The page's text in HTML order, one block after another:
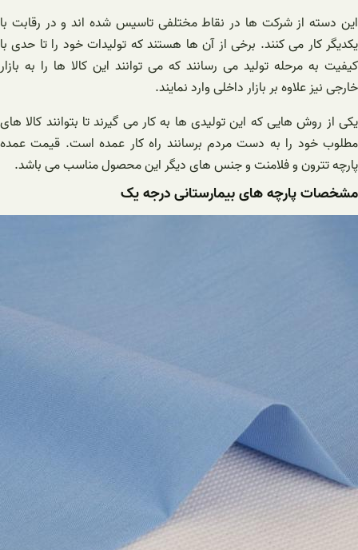
این دسته از شرکت ها در نقاط مختلفی تاسیس شده اند و در رقابت با
یکدیگر کار می کنند. برخی از آن ها هستند که تولیدات خود را تا حدی با
کیفیت به مرحله تولید می رسانند که می توانند این کالا ها را به بازار
خارجی نیز علاوه بر بازار داخلی وارد نمایند.
یکی از روش هایی که این تولیدی ها به کار می گیرند تا بتوانند کالا های
مطلوب خود را به دست مردم برسانند راه کار عمده است. قیمت عمده
پارچه تترون و فلامنت و جنس های دیگر این محصول مناسب می باشد.
مشخصات پارچه های بیمارستانی درجه یک